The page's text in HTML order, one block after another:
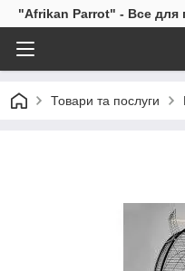
"Afrikan Parrot" - Все для
Товари та послуги